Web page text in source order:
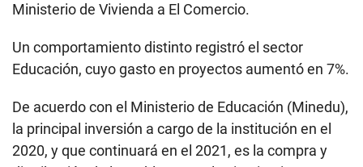
Ministerio de Vivienda a El Comercio.
Un comportamiento distinto registró el sector
Educación, cuyo gasto en proyectos aumentó en 7%.
De acuerdo con el Ministerio de Educación (Minedu),
la principal inversión a cargo de la institución en el
2020, y que continuará en el 2021, es la compra y